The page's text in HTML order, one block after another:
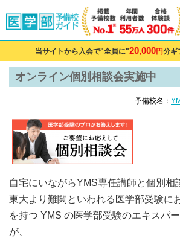
当サイトから入会で"全員に"20,000円分ギ
オンライン個別相談会実施中
予備校名：
自宅にいながらYMS専任講師と個別相
東大より難関といわれる医学部受験に
を持つ YMS の医学部受験のエキスパ
が、